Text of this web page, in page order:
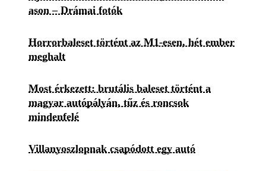
ason – Drámai fotók
Horrorbaleset történt az M1-esen, hét ember
meghalt
Most érkezett: brutális baleset történt a
magyar autópályán, tűz és roncsok
mindenfelé
Villanyoszlopnak csapódott egy autó